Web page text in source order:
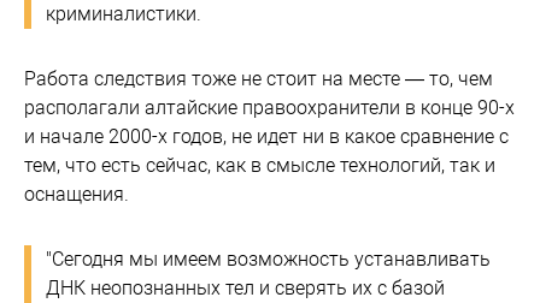
криминалистики.
Работа следствия тоже не стоит на месте — то, чем
располагали алтайские правоохранители в конце 90-х
и начале 2000-х годов, не идет ни в какое сравнение с
тем, что есть сейчас, как в смысле технологий, так и
оснащения.
"Сегодня мы имеем возможность устанавливать
ДНК неопознанных тел и сверять их с базой